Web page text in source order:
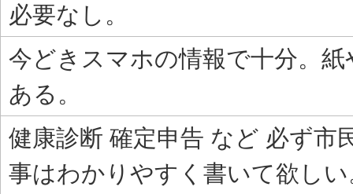
必要なし。
今どきスマホの情報で十分。
ある。
健康診断 確定申告 など 必ず市
事はわかりやすく書いて欲し